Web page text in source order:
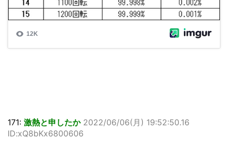
171: 激熱と申したか 2022/06/06(月) 19:52:50.16
ID:xQ8bKx6800606